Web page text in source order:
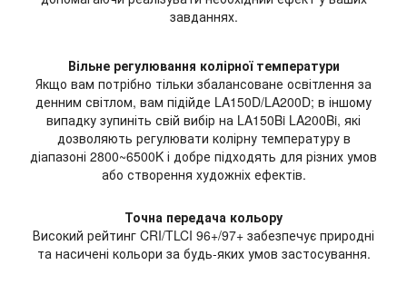
завданнях.
Вільне регулювання колірної температури
Якщо вам потрібно тільки збалансоване освітлення за
денним світлом, вам підійде LA150D/LA200D; в іншому
випадку зупиніть свій вибір на LA150Bi LA200Bi, які
дозволяють регулювати колірну температуру в
діапазоні 2800~6500K і добре підходять для різних умов
або створення художніх ефектів.
Точна передача кольору
Високий рейтинг CRI/TLCI 96+/97+ забезпечує природні
та насичені кольори за будь-яких умов застосування.